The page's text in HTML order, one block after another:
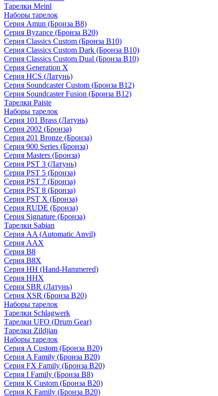
Тарелки Meinl
Наборы тарелок
Серия Amun (Бронза B8)
Серия Byzance (Бронза B20)
Серия Classics Custom (Бронза B10)
Серия Classics Custom Dark (Бронза B10)
Серия Classics Custom Dual (Бронза B10)
Серия Generation X
Серия HCS (Латунь)
Серия Soundcaster Custom (Бронза B12)
Серия Soundcaster Fusion (Бронза B12)
Тарелки Paiste
Наборы тарелок
Серия 101 Brass (Латунь)
Серия 2002 (Бронза)
Серия 201 Bronze (Бронза)
Серия 900 Series (Бронза)
Серия Masters (Бронза)
Серия PST 3 (Латунь)
Серия PST 5 (Бронза)
Серия PST 7 (Бронза)
Серия PST 8 (Бронза)
Серия PST X (Бронза)
Серия RUDE (Бронза)
Серия Signature (Бронза)
Тарелки Sabian
Серия AA (Automatic Anvil)
Серия AAX
Серия B8
Серия B8X
Серия HH (Hand-Hammered)
Серия HHX
Серия SBR (Латунь)
Серия XSR (Бронза B20)
Наборы тарелок
Тарелки Schlagwerk
Тарелки UFO (Drum Gear)
Тарелки Zildjian
Наборы тарелок
Серия A Custom (Бронза B20)
Серия A Family (Бронза B20)
Серия FX Family (Бронза B20)
Серия I Family (Бронза B8)
Серия K Custom (Бронза B20)
Серия K Family (Бронза B20)